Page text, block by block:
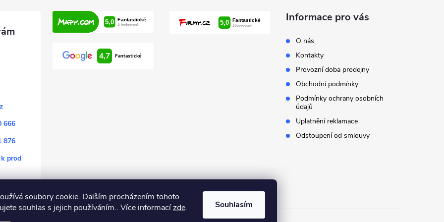
soubory cookie. Dalším procházením tohoto
souhlas s jejich používáním.. Více informacízde. Souhlasím
666
876
prod
4,7 Fantastické
Informace pro vás
O nás
Kontakty
Provozní doba prodejny
Obchodní podmínky
Podmínky ochrany osobních
údajů
Uplatnění reklamace
Odstoupení od smlouvy